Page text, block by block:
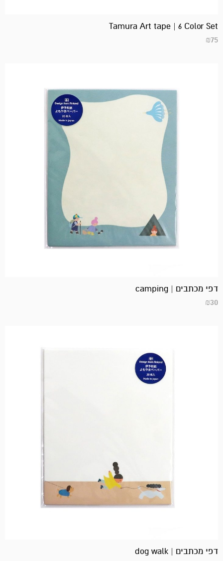
Tamura Art tape | 6 Color Set
₪75
דפי מכתבים | camping
₪30
דפי מכתבים | dog walk